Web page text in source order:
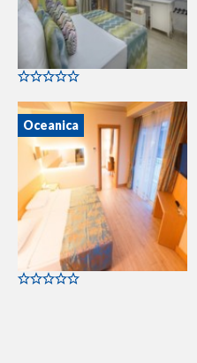
Oceanica